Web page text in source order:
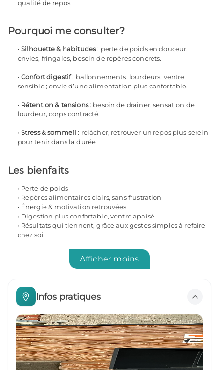
qualité de repos.
Pourquoi me consulter?
Silhouette & habitudes: perte de poids en douceur,
envies, fringales, besoin de repères concrets.
Confort digestif: ballonnements, lourdeurs, ventre
sensible ; envie d’une alimentation plus confortable.
Rétention & tensions: besoin de drainer, sensation de
lourdeur, corps contracté.
Stress & sommeil : relâcher, retrouver un repos plus serein
pour tenir dans la durée
Les bienfaits
Perte de poids
Repères alimentaires clairs, sans frustration
Énergie & motivation retrouvées
Digestion plus confortable, ventre apaisé
Résultats qui tiennent, grâce aux gestes simples à refaire
chez soi
Afficher moins
Infos pratiques